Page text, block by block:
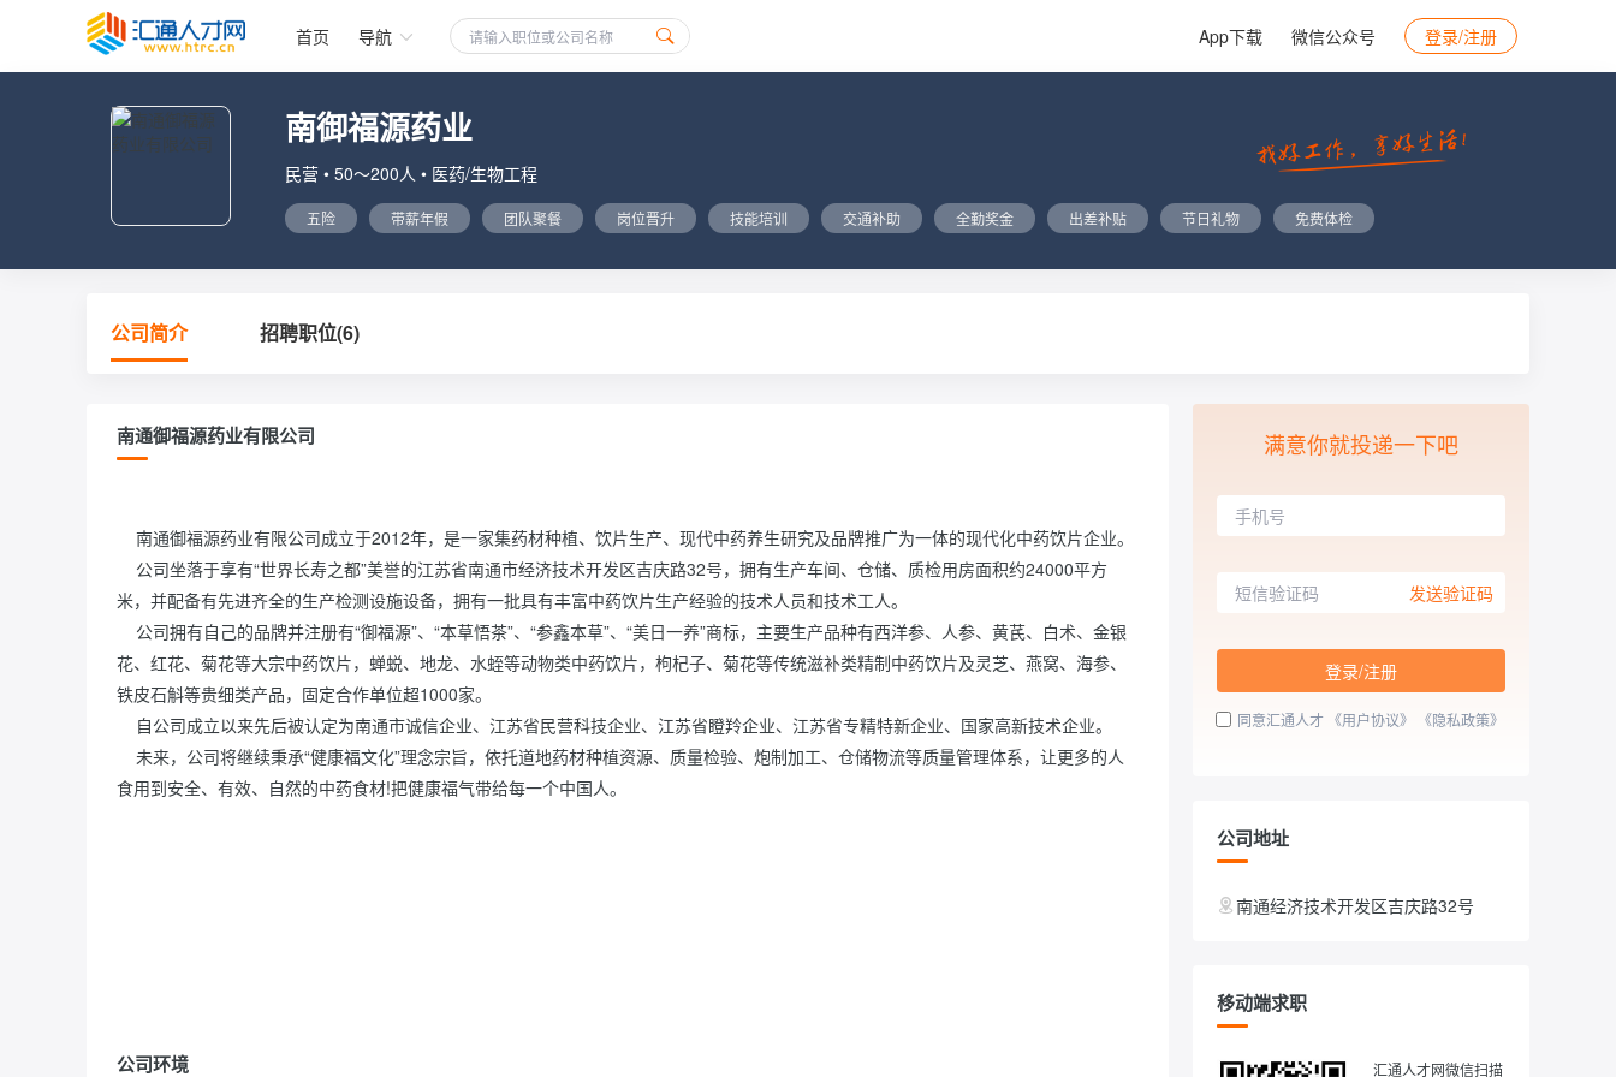
首页 导航 App下载 微信公众号 登录/注册
南御福源药业
民营 • 50～200人 • 医药/生物工程
五险 带薪年假 团队聚餐 岗位晋升 技能培训 交通补助 全勤奖金 出差补贴 节日礼物 免费体检
公司简介 招聘职位(6)
南通御福源药业有限公司
    南通御福源药业有限公司成立于2012年，是一家集药材种植、饮片生产、现代中药养生研究及品牌推广为一体的现代化中药饮片企业。
米，并配备有先进齐全的生产检测设施设备，拥有一批具有丰富中药饮片生产经验的技术人员和技术工人。
花、红花、菊花等大宗中药饮片，蝉蜕、地龙、水蛭等动物类中药饮片，枸杞子、菊花等传统滋补类精制中药饮片及灵芝、燕窝、海参、
铁皮石斛等贵细类产品，固定合作单位超1000家。
    自公司成立以来先后被认定为南通市诚信企业、江苏省民营科技企业、江苏省瞪羚企业、江苏省专精特新企业、国家高新技术企业。
食用到安全、有效、自然的中药食材!把健康福气带给每一个中国人。
公司环境
满意你就投递一下吧
发送验证码
登录/注册
同意汇通人才 《用户协议》 《隐私政策》
公司地址
南通经济技术开发区吉庆路32号
移动端求职
汇通人才网微信扫描